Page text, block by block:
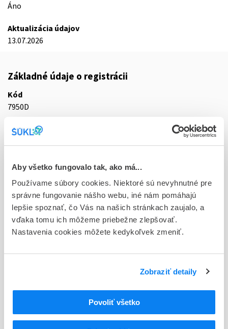
Aby všetko fungovalo tak, ako má...
Používame súbory cookies. Niektoré sú nevyhnutné pre
správne fungovanie nášho webu, iné nám pomáhajú
lepšie spoznať, čo Vás na našich stránkach zaujalo, a
vďaka tomu ich môžeme priebežne zlepšovať.
Nastavenia cookies môžete kedykoľvek zmeniť.
Zobraziť detaily
Povoliť všetko
Áno
Aktualizácia údajov
13.07.2026
Základné údaje o registrácii
Kód
7950D
Registračné číslo
Doplnok
Stav
D - Registrácia bez obmedzenia platnosti
Typ registračnej procedúry
44 - CYTOSTATICA